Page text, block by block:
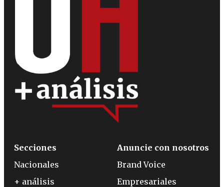
Secciones
Nacionales
+ análisis
Anuncie con nosotros
Brand Voice
Empresariales